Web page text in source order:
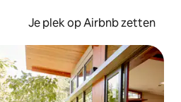
Je plek op Airbnb zetten